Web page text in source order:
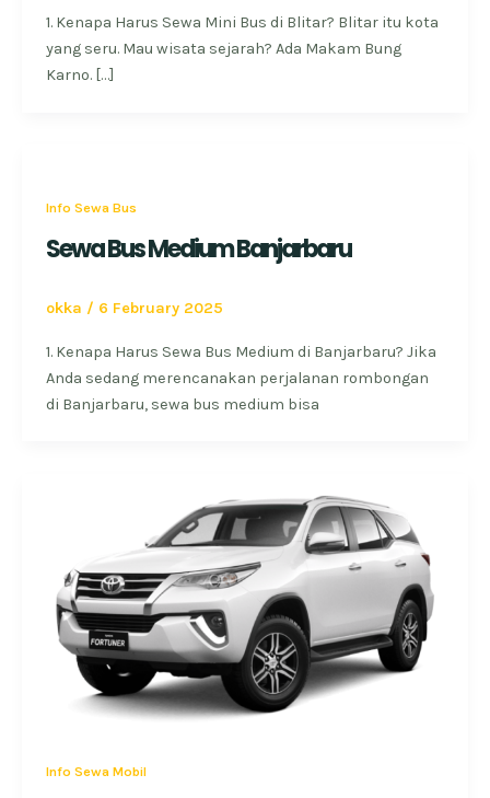
1. Kenapa Harus Sewa Mini Bus di Blitar? Blitar itu kota
yang seru. Mau wisata sejarah? Ada Makam Bung
Karno. […]
Info Sewa Bus
Sewa Bus Medium Banjarbaru
okka / 6 February 2025
1. Kenapa Harus Sewa Bus Medium di Banjarbaru? Jika
Anda sedang merencanakan perjalanan rombongan
di Banjarbaru, sewa bus medium bisa
Info Sewa Mobil